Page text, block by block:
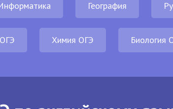
География
Химия ОГЭ Биология